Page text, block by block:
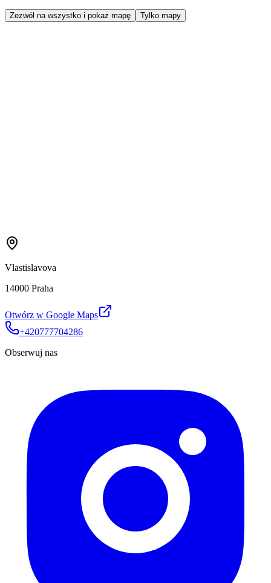
Zezwól na wszystko i pokaż mapę Tylko mapy
Vlastislavova
14000 Praha
Otwórz w Google Maps
+420777704286
Obserwuj nas